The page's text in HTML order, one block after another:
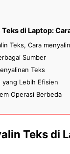
di Laptop:
Teks, Cara
Sumber
Teks
yang Lebih Efisien
Operasi Berbeda
Teks di